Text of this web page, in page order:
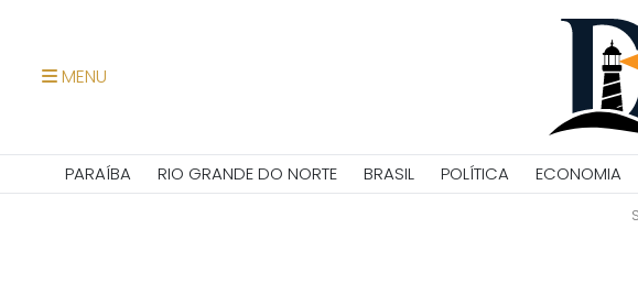
MENU
PARAÍBA RIO GRANDE DO NORTE BRASIL POLÍTICA ECONOMIA